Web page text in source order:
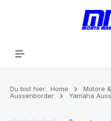
Du bist hier: Home
Motore
Aussenborder
Yamaha